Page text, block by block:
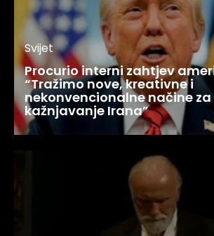
Svijet
Procurio interni zahtjev
“Tražimo nove, kreativne i
nekonvencionalne načine za
kažnjavanje Irana”